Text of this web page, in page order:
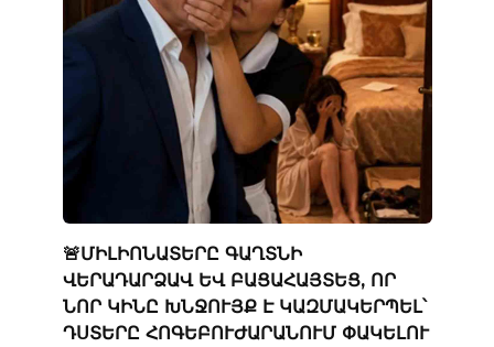
🚨ՄԻԼԻՈՆԱՏԵՐԸ ԳԱՂՏՆԻ
ՎԵՐԱԴԱՐՁԱՎ ԵՎ ԲԱՑԱՀԱՅՏԵՑ, ՈՐ
ՆՈՐ ԿԻՆԸ ԽՆՋՈՒՅՔ Է ԿԱԶՄԱԿԵՐՊԵԼ՝
ԴՍՏԵՐԸ ՀՈԳԵԲՈՒԺԱՐԱՆՈՒՄ ՓԱԿԵԼՈՒ